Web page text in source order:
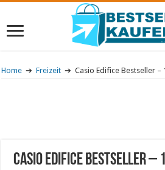
Home ➔ Freizeit ➔ Casio Edifice Bestseller
Casio Edifice Bestseller –